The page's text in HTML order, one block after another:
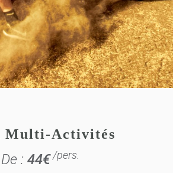
Multi-Activités
De :44€/pers.